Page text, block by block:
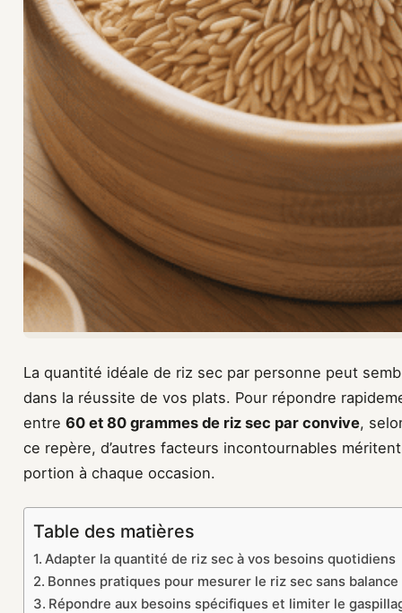
La quantité idéale de riz sec par personne peut
dans la réussite de vos plats. Pour répondre
entre 60 et 80 grammes de riz sec par convive,
ce repère, d’autres facteurs incontournables
portion à chaque occasion.
Table des matières
Adapter la quantité de riz sec à vos besoins quotidiens
Bonnes pratiques pour mesurer le riz sec sans balance
Répondre aux besoins spécifiques et limiter le